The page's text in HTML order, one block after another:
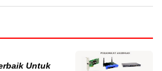
Untuk